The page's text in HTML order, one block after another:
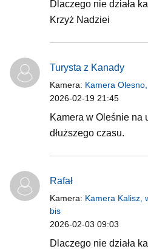
Dlaczego nie działa
Krzyż Nadziei
Turysta z Kanady
Kamera: Kamera
2026-02-19 21:45
Kamera w Oleśnie na
dłuższego czasu.
Rafał
Kamera: Kamera Kalisz,
bis
2026-02-03 09:03
Dlaczego nie działa